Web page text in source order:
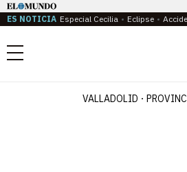
ES NOTICIA Especial Cecilia Eclipse
Menú
VALLADOLID